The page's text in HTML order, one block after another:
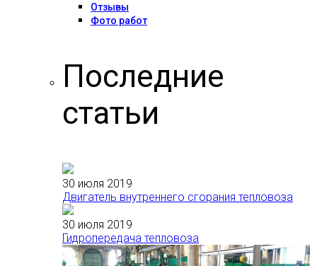
Отзывы
Фото работ
Последние
статьи
30 июля 2019
Двигатель внутреннего сгорания тепловоза
30 июля 2019
Гидропередача тепловоза